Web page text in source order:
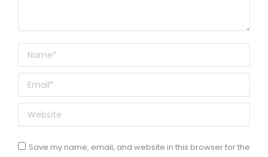
Name *
Email *
Website
Save my name, email, and website in this browser for the